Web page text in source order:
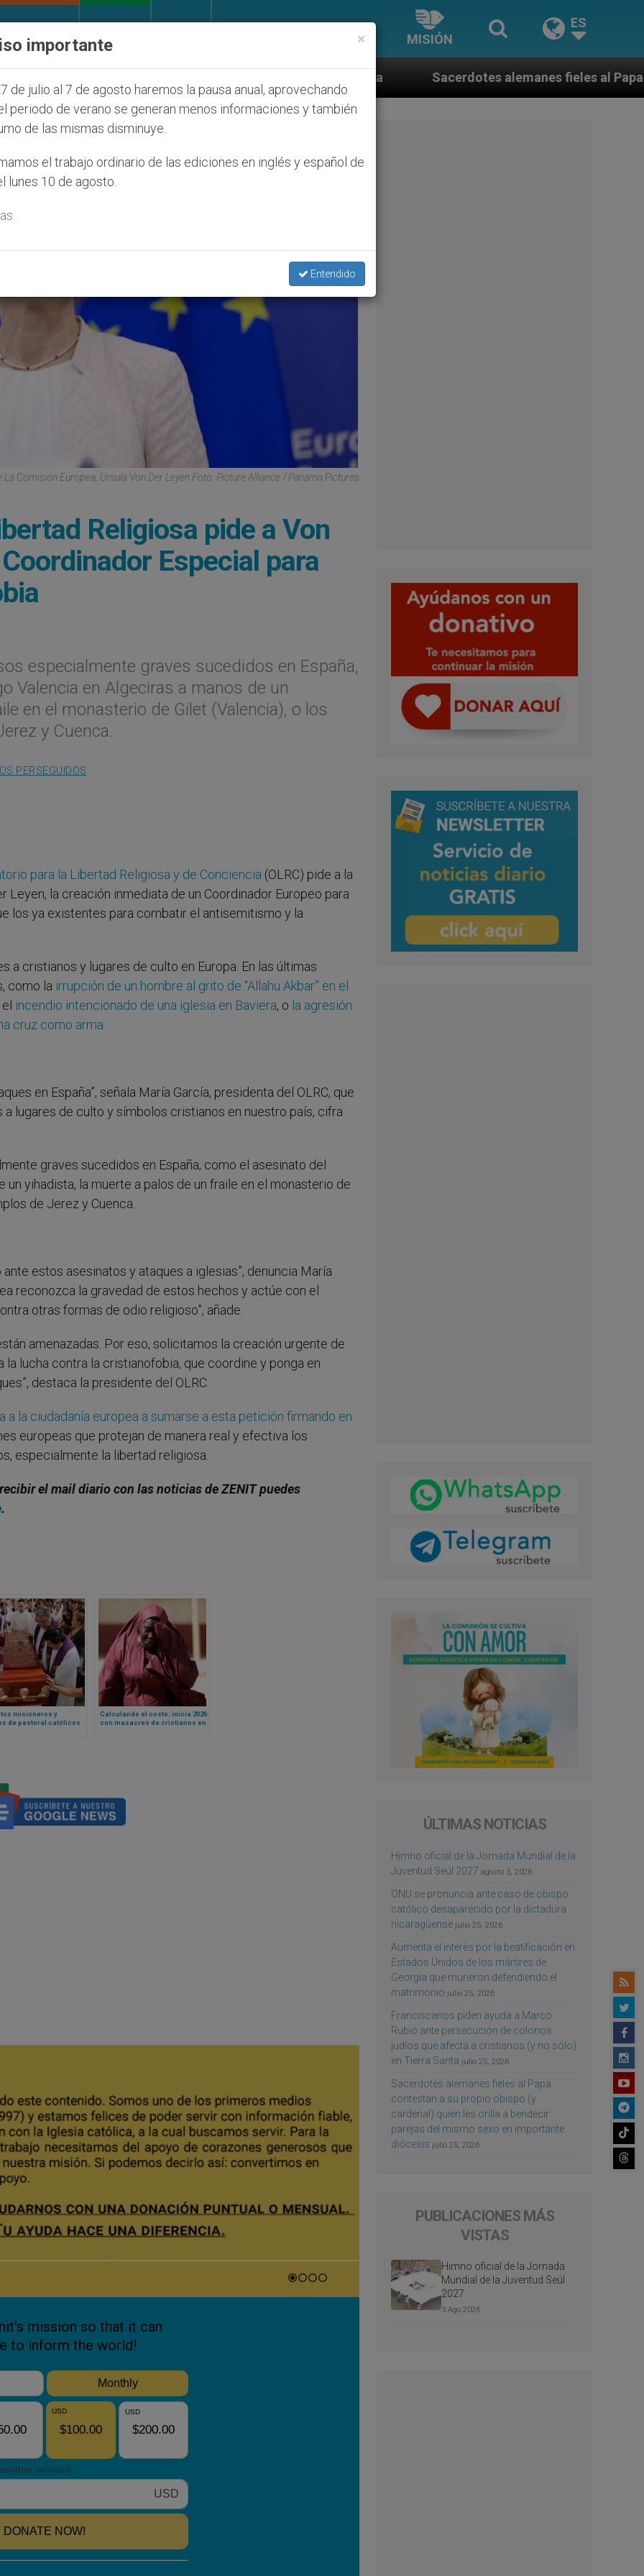
MISIÓN
ES
(y no sólo) en Tierra Santa Sacerdotes alemanes fieles al Papa contestan a su propio
La Comisión Europea, Ursula Von Der Leyen Foto: Picture Alliance / Panama Pictures
Religiosa pide a Von
Especial para
especialmente graves sucedidos en España,
Valencia en Algeciras a manos de un
en el monasterio de Gilet (Valencia), o los
y Cuenca.
PERSEGUIDOS
para la Libertad Religiosa y de Conciencia (OLRC) pide a la
Leyen, la creación inmediata de un Coordinador Europeo para
los ya existentes para combatir el antisemitismo y la
a cristianos y lugares de culto en Europa. En las últimas
como la irrupción de un hombre al grito de “Allahu Akbar” en el
incendio intencionado de una iglesia en Baviera, o la agresión
cruz como arma.
en España”, señala María García, presidenta del OLRC, que
lugares de culto y símbolos cristianos en nuestro país, cifra
graves sucedidos en España, como el asesinato del
yihadista, la muerte a palos de un fraile en el monasterio de
de Jerez y Cuenca.
estos asesinatos y ataques a iglesias”, denuncia María
reconozca la gravedad de estos hechos y actúe con el
otras formas de odio religioso”, añade.
amenazadas. Por eso, solicitamos la creación urgente de
la lucha contra la cristianofobia, que coordine y ponga en
destaca la presidente del OLRC.
a la ciudadanía europea a sumarse a esta petición firmando en
europeas que protejan de manera real y efectiva los
especialmente la libertad religiosa.
el mail diario con las noticias de ZENIT puedes
.
misioneros y
de pastoral católicos
Calculando el costo: inicia 2026
con masacres de cristianos en
ÚLTIMAS NOTICIAS
Himno oficial de la Jornada Mundial de la
Juventud Seúl 2027 agosto 3, 2026
ONU se pronuncia ante caso de obispo
católico desaparecido por la dictadura
nicaragüense julio 25, 2026
Aumenta el interés por la beatificación en
Estados Unidos de los mártires de
Georgia que murieron defendiendo el
matrimonio julio 25, 2026
Franciscanos piden ayuda a Marco
Rubio ante persecución de colonos
judíos que afecta a cristianos (y no sólo)
en Tierra Santa julio 25, 2026
Sacerdotes alemanes fieles al Papa
contestan a su propio obispo (y
cardenal) quien les orilla a bendecir
parejas del mismo sexo en importante
diócesis julio 25, 2026
PUBLICACIONES MÁS
VISTAS
Himno oficial de la Jornada
Mundial de la Juventud Seúl
2027
3 Ago 2026
×
importante
de julio al 7 de agosto haremos la pausa anual, aprovechando
periodo de verano se generan menos informaciones y también
de las mismas disminuye.
el trabajo ordinario de las ediciones en inglés y español de
lunes 10 de agosto.
Entendido